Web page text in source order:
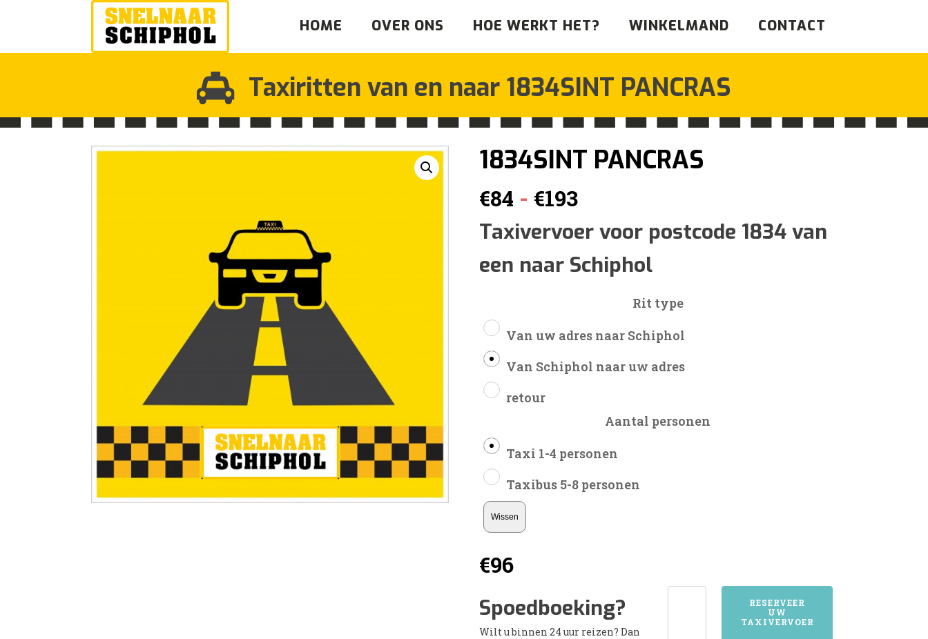
HOME OVER ONS HOE WERKT HET? WINKELMAND CONTACT
Taxiritten van en naar 1834SINT PANCRAS
1834SINT PANCRAS
€84 - €193Prijsklasse:
€84
tot
Taxivervoer voor postcode 1834 van
een naar Schiphol
Rit type
Van uw adres naar Schiphol
Van Schiphol naar uw adres
retour
Aantal personen
Taxi 1-4 personen
Taxibus 5-8 personen
Wissen
€96
Spoedboeking?
Wilt u binnen 24 uur reizen? Dan
RESERVEER
UW
TAXIVERVOER